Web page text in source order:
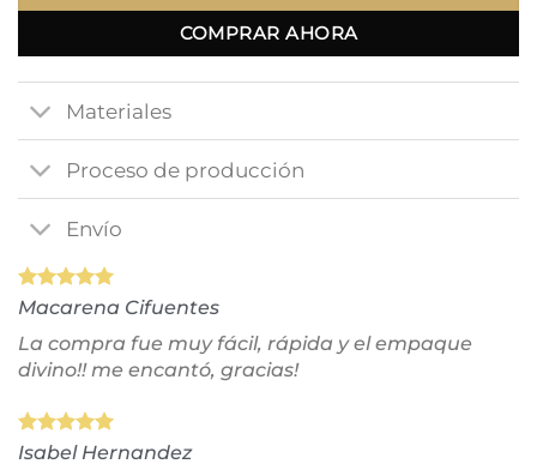
COMPRAR AHORA
Materiales
Proceso de producción
Envío
Macarena Cifuentes
La compra fue muy fácil, rápida y el empaque
divino!! me encantó, gracias!
Isabel Hernandez